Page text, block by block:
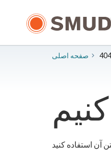
صفحه اصلی